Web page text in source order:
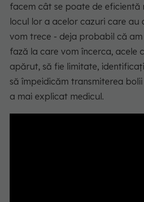
facem cât se poate de eficientă
locul lor a acelor cazuri care au
vom trece - deja probabil că
fază la care vom încerca, acele
apărut, să fie limitate,
să împeidicăm transmiterea
a mai explicat medicul.